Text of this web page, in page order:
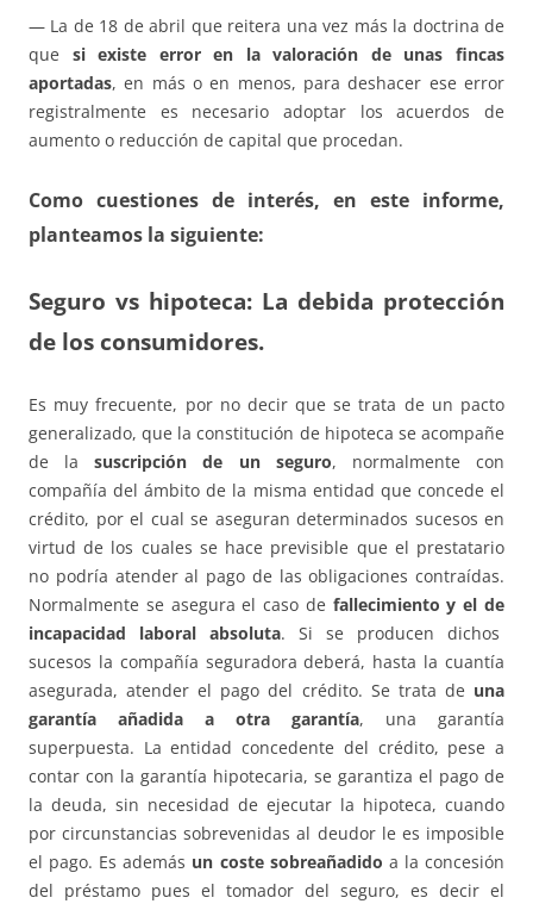
— La de 18 de abril que reitera una vez más la doctrina de
que si existe error en la valoración de unas fincas
aportadas, en más o en menos, para deshacer ese error
registralmente es necesario adoptar los acuerdos de
aumento o reducción de capital que procedan.
Como cuestiones de interés, en este informe,
planteamos la siguiente:
Seguro vs hipoteca: La debida protección
de los consumidores.
Es muy frecuente, por no decir que se trata de un pacto
generalizado, que la constitución de hipoteca se acompañe
de lasuscripción de un seguro, normalmente con
compañía del ámbito de la misma entidad que concede el
crédito, por el cual se aseguran determinados sucesos en
virtud de los cuales se hace previsible que el prestatario
no podría atender al pago de las obligaciones contraídas.
Normalmente se asegura el caso de fallecimiento y el de
incapacidad laboral absoluta. Si se producen dichos
sucesos la compañía seguradora deberá, hasta la cuantía
asegurada, atender el pago del crédito. Se trata de una
garantía añadida a otra garantía, una garantía
superpuesta. La entidad concedente del crédito, pese a
contar con la garantía hipotecaria, se garantiza el pago de
la deuda, sin necesidad de ejecutar la hipoteca, cuando
por circunstancias sobrevenidas al deudor le es imposible
el pago. Es además un coste sobreañadido a la concesión
del préstamo pues el tomador del seguro, es decir el